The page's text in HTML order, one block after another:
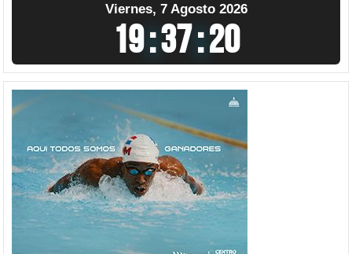
Viernes, 7 Agosto 2026
19:37:21